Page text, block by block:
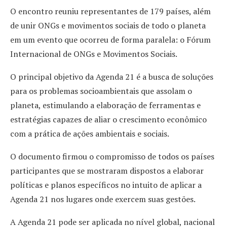
O encontro reuniu representantes de 179 países, além
de unir ONGs e movimentos sociais de todo o planeta
em um evento que ocorreu de forma paralela: o Fórum
Internacional de ONGs e Movimentos Sociais.
O principal objetivo da Agenda 21 é a busca de soluções
para os problemas socioambientais que assolam o
planeta, estimulando a elaboração de ferramentas e
estratégias capazes de aliar o crescimento econômico
com a prática de ações ambientais e sociais.
O documento firmou o compromisso de todos os países
participantes que se mostraram dispostos a elaborar
políticas e planos específicos no intuito de aplicar a
Agenda 21 nos lugares onde exercem suas gestões.
A Agenda 21 pode ser aplicada no nível global, nacional